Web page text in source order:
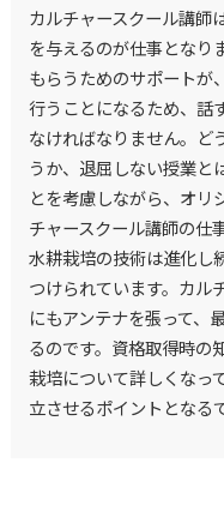
カルチャースクール講師
を与えるのが仕事となり
もらうためのサポートが
行うことになるため、話
なければなりません。ど
うか、退屈しない授業と
とを考慮しながら、オリ
チャースクール講師の仕
水耕栽培の技術は進化し
つけられています。カル
にもアンテナを張って、
るのです。資格取得時の
栽培について詳しくなっ
立させるポイントとなる